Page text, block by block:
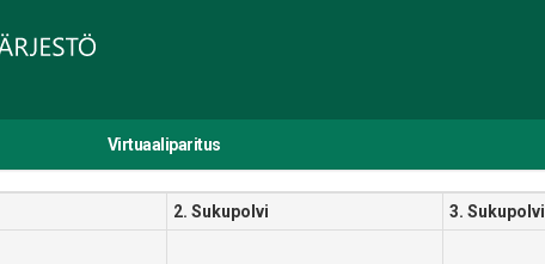
Virtuaaliparitus
2. Sukupolvi 3. Sukupolvi